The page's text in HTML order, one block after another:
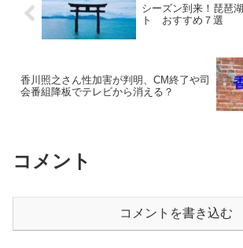
シーズン到来！琵琶
ト おすすめ７選
香川照之さん性加害が判明、CM終了や司
会番組降板でテレビから消える？
コメント
コメントを書き込む